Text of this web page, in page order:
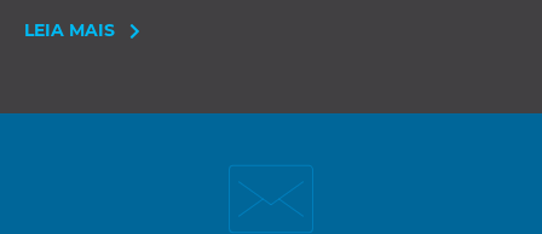
LEIA MAIS